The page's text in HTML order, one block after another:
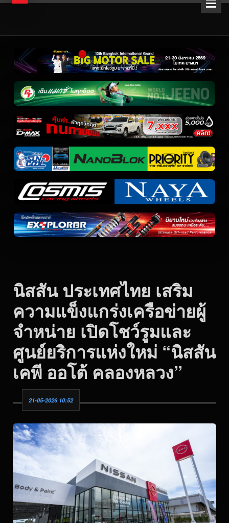
นิสสัน ประเทศไทย เสริม
ความแข็งแกร่งเครือข่ายผู้
จำหน่าย เปิดโชว์รูมและ
ศูนย์ยริการแห่งใหม่ “นิสสัน
เคพี ออโต้ คลองหลวง”
21-05-2026 10:52